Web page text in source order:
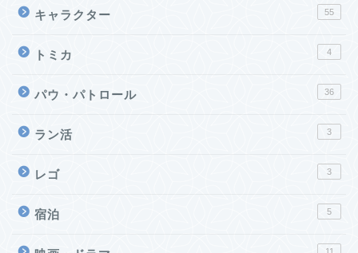
キャラクター 55
トミカ 4
パウ・パトロール 36
ラン活 3
レゴ 3
宿泊 5